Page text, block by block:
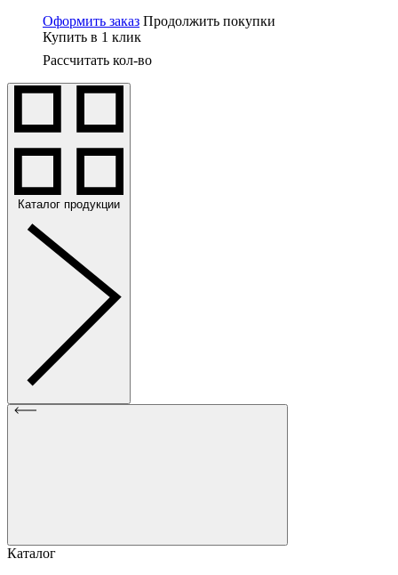
Оформить заказ Продолжить покупки
Купить в 1 клик
Рассчитать кол-во
Каталог продукции
Каталог